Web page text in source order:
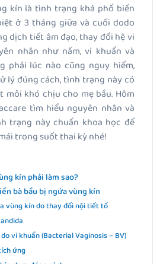
kín là tình trạng khá phổ biến
ở 3 tháng giữa và cuối dodo
dịch tiết âm đạo, thay đổi hệ vi
nhân như nấm, vi khuẩn và
phải lúc nào cũng nguy hiểm,
lý đúng cách, tình trạng này có
mỏi khó chịu cho mẹ bầu. Hôm
tìm hiểu nguyên nhân và
trạng này chuẩn khoa học để
trong suốt thai kỳ nhé!
kín phải làm sao?
bà bầu bị ngứa vùng kín
vùng kín do thay đổi nội tiết tố
vi khuẩn (Bacterial Vaginosis – BV)
ứng